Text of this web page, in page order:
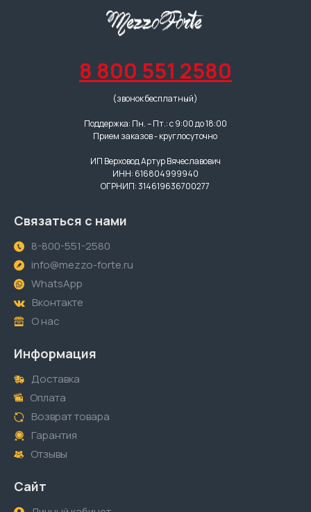
8 800 551 2580
(звонок бесплатный)
Поддержка: Пн. – Пт.: с 9:00 до 18:00
Прием заказов - круглосуточно
ИП Верховод Артур Вячеславович
ИНН: 616804999940
ОГРНИП: 314619636700277
Связаться с нами
8-800-551-2580
info@mezzo-forte.ru
WhatsApp
Вконтакте
О нас
Информация
Доставка
Оплата
Возврат товара
Гарантия
Отзывы
Сайт